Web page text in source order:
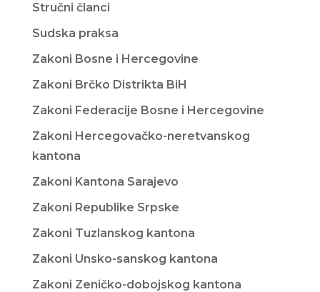
Stručni članci
Sudska praksa
Zakoni Bosne i Hercegovine
Zakoni Brčko Distrikta BiH
Zakoni Federacije Bosne i Hercegovine
Zakoni Hercegovačko-neretvanskog
kantona
Zakoni Kantona Sarajevo
Zakoni Republike Srpske
Zakoni Tuzlanskog kantona
Zakoni Unsko-sanskog kantona
Zakoni Zeničko-dobojskog kantona